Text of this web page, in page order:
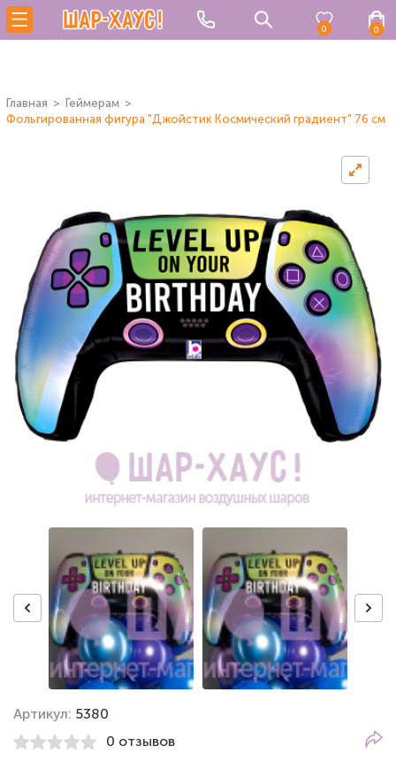
0 0
Главная
Геймерам
Фольгированная фигура "Джойстик Космический градиент" 76 см
Артикул: 5380
0 отзывов